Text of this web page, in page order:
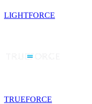
LIGHTFORCE
TRUEFORCE